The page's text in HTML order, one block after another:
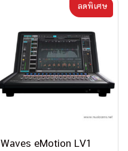
Waves eMotion LV1
ลดพิเศษ